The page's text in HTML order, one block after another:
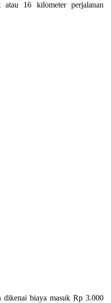
16 kilometer perjalanan
dikenai biaya masuk Rp 3.000